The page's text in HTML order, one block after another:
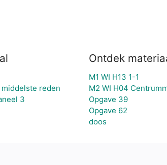
reden
3
Ontdek
M1 WI H13 1-1
M2 WI H04
Opgave 39
Opgave 62
doos